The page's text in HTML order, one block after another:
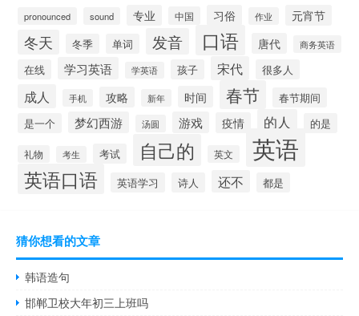
pronounced sound 专业 中国 习俗 作业 元宵节
冬天 冬季 单词 发音 口语 唐代 商务英语
在线 学习英语 学英语 孩子 宋代 很多人
成人 手机 攻略 新年 时间 春节
春节期间
是一个
梦幻西游 汤圆 游戏 疫情 的人 的是
礼物 考生 考试 自己的 英文 英语
英语口语 英语学习 诗人 还不 都是
猜你想看的文章
韩语造句
邯郸卫校大年初三上班吗